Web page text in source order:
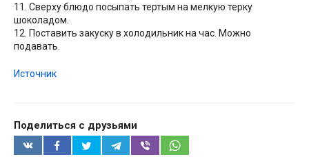
11. Сверху блюдо посыпать тертым на мелкую терку
шоколадом.
12. Поставить закуску в холодильник на час. Можно
подавать.
Источник
Поделиться с друзьями